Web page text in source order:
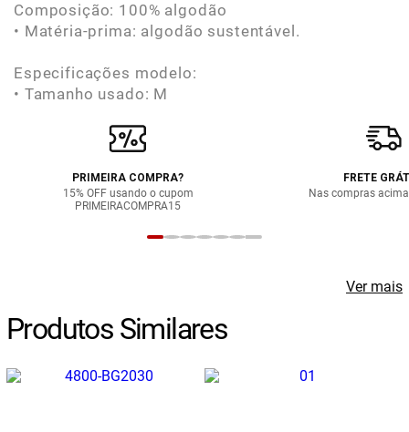
Composição: 100% algodão
• Matéria-prima: algodão sustentável.
Especificações modelo:
• Tamanho usado: M
PRIMEIRA COMPRA?
15% OFF usando o cupom
PRIMEIRACOMPRA15
FRETE
Nas compras
Produtos Similares
Ver mais